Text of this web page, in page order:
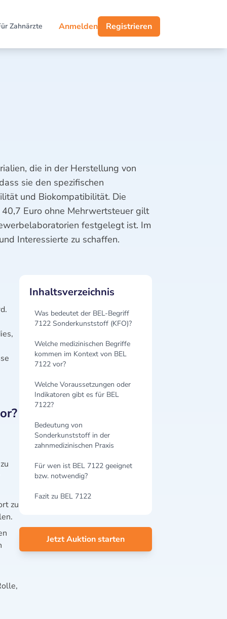
Zahnärzte Anmelden Registrieren
die in der Herstellung von
sie den spezifischen
und Biokompatibilität. Die
Euro ohne Mehrwertsteuer gilt
festgelegt ist. Im
Interessierte zu schaffen.
zu
Inhaltsverzeichnis
Was bedeutet der BEL-Begriff
7122 Sonderkunststoff (KFO)?
Welche medizinischen Begriffe
kommen im Kontext von BEL
7122 vor?
Welche Voraussetzungen oder
Indikatoren gibt es für BEL
7122?
Bedeutung von
Sonderkunststoff in der
zahnmedizinischen Praxis
Für wen ist BEL 7122 geeignet
bzw. notwendig?
Fazit zu BEL 7122
Jetzt Auktion starten